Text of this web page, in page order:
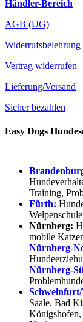
Händler-Bereich
AGB (UG)
Vertrag widerrufen
Lieferung/Versand
Sicher bezahlen
Easy Dogs
Training,
Fürth:
Nürnberg:
mobile
Nürnberg-
Nürnberg-
Saale, Bad